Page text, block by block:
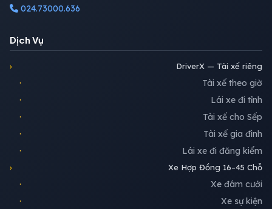
024.73000.636
Dịch Vụ
› DriverX — Tài xế riêng
·
Tài xế theo giờ
·
Lái xe đi tỉnh
·
Tài xế cho Sếp
·
Tài xế gia đình
·
Lái xe đi đăng kiểm
› Xe Hợp Đồng 16–45 Chỗ
·
Xe đám cưới
·
Xe sự kiện